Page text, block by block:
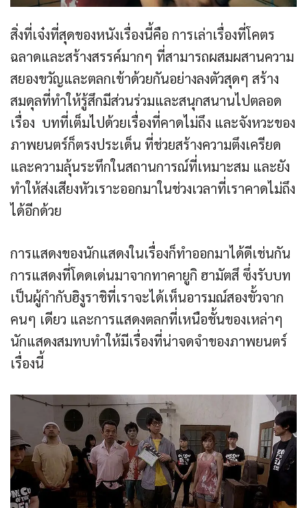
สิ่งที่เจ๋งที่สุดของหนังเรื่องนี้คือ การเล่าเรื่องที่โคตร
ฉลาดและสร้างสรรค์มากๆ ที่สามารถผสมผสานความ
สยองขวัญและตลกเข้าด้วยกันอย่างลงตัวสุดๆ สร้าง
สมดุลที่ทำให้รู้สึกมีส่วนร่วมและสนุกสนานไปตลอด
เรื่อง บทที่เต็มไปด้วยเรื่องที่คาดไม่ถึง และจังหวะของ
ภาพยนตร์ก็ตรงประเด็น ที่ช่วยสร้างความตึงเครียด
และความลุ้นระทึกในสถานการณ์ที่เหมาะสม และยัง
ทำให้ส่งเสียงหัวเราะออกมาในช่วงเวลาที่เราคาดไม่ถึง
ได้อีกด้วย
การแสดงของนักแสดงในเรื่องก็ทำออกมาได้ดีเช่นกัน
การแสดงที่โดดเด่นมาจากทาคายูกิ ฮามัตสึ ซึ่งรับบท
เป็นผู้กำกับฮิงูราชิที่เราจะได้เห็นอารมณ์สองขั้วจาก
คนๆ เดียว และการแสดงตลกที่เหนือชั้นของเหล่าๆ
นักแสดงสมทบทำให้มีเรื่องที่น่าจดจำของภาพยนตร์
เรื่องนี้